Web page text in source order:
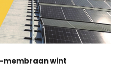
membraan wint